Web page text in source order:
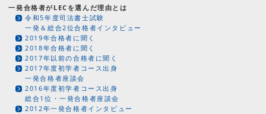
一発合格者がLECを選んだ理由とは
令和5年度司法書士試験
一発＆総合2位合格者インタビュー
2019年合格者に聞く
2018年合格者に聞く
2017年以前の合格者に聞く
2017年度初学者コース出身
一発合格者座談会
2016年度初学者コース出身
総合1位・一発合格者座談会
2012年一発合格者インタビュー